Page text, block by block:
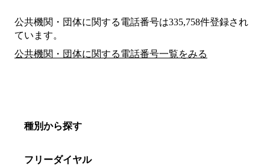
公共機関・団体に関する電話番号は335,758件登録され
ています。
公共機関・団体に関する電話番号一覧をみる
種別から探す
フリーダイヤル